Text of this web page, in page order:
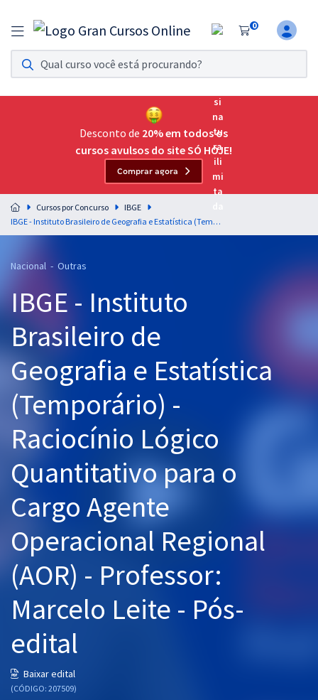
0
Assinatura Ilimitada 11
Acesso a todos os cursos. Teste grátis por 7 dias!
Assinatura OAB Até Passar
Acesso ilimitado a toda preparação para o Exame da
Residências Multiprofissionais
Preparação completa e intensiva para as principais
residências em saúde do Brasil
Cursos 20% OFF
Pós
Graduação
OAB
Mentorias
Questões grátis
Aprovados
Atendimento
Desconto de 20% em todos os
cursos avulsos do site SÓ HOJE!
Comprar agora
Cursos por Concurso
IBGE
IBGE - Instituto Brasileiro de Geografia e Estatística (Temporário) - Raciocínio Lógico Quantitativo para o Cargo Agente Operacional Regional (AOR) - Professor: Marcelo Leite - Pós-edital
Nacional - Outras
IBGE - Instituto
Brasileiro de
Geografia e Estatística
(Temporário) -
Raciocínio Lógico
Quantitativo para o
Cargo Agente
Operacional Regional
(AOR) - Professor:
Marcelo Leite - Pós-
edital
Baixar edital
(CÓDIGO: 207509)